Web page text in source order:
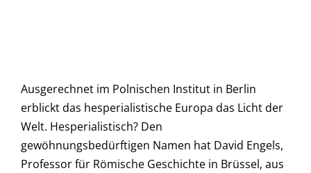
Ausgerechnet im Polnischen Institut in Berlin
erblickt das hesperialistische Europa das Licht der
Welt. Hesperialistisch? Den
gewöhnungsbedürftigen Namen hat David Engels,
Professor für Römische Geschichte in Brüssel, aus